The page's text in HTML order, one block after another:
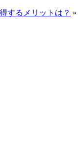
するメリットは？ »